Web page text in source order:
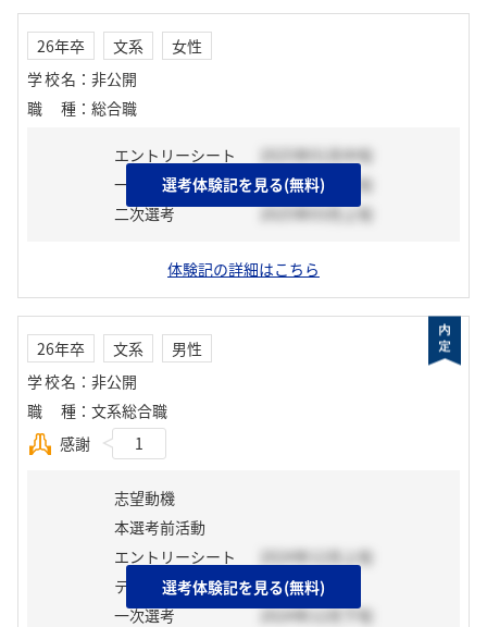
26年卒 文系
女性
学校名 ： 非公開
職種 ： 総合職
エントリーシート
2025年01月中旬
一次選考
2025年02月上旬
二次選考
2025年03月上旬
体験記の詳細はこちら
選考体験記を見る(無料)
26年卒 文系
男性
学校名 ： 非公開
職種 ： 文系総合職
感謝
1
志望動機
本選考前活動
エントリーシート
2024年12月上旬
テスト
一次選考
2024年12月下旬
選考体験記を見る(無料)